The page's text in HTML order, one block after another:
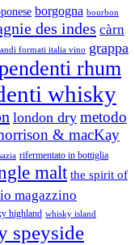
borgogna bourbon
des indes càrn
formati italia vino grappa
rhum
whisky
london dry metodo
& macKay
rifermentato in bottiglia
malt the spirit of
magazzino
highland whisky island
speyside